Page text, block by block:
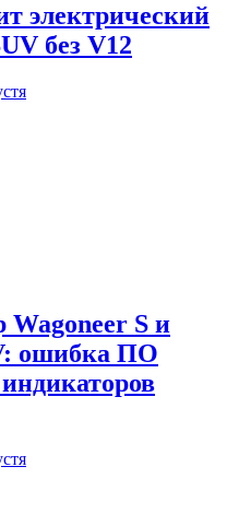
электрический
без V12
Wagoneer S и
ошибка ПО